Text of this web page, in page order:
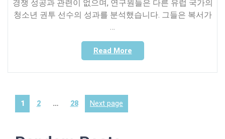
경쟁 성공과 관련이 없으며, 연구원들은 다른 유럽 국가의
청소년 권투 선수의 성과를 분석했습니다. 그들은 복서가
…
Read More“최
근
의
Posts
Page
1 Page
2 … Page
28 Next page